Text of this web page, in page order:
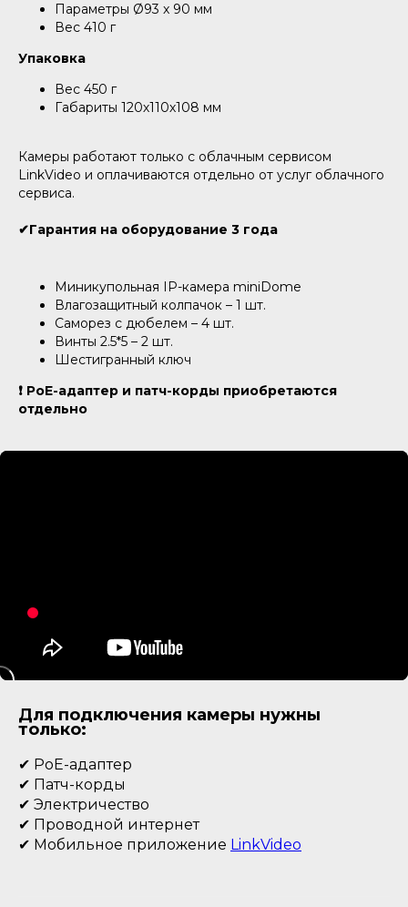
Параметры Ø93 x 90 мм
Вес 410 г
Упаковка
Вес 450 г
Габариты 120х110х108 мм
Камеры работают только с облачным сервисом
LinkVideo и оплачиваются отдельно от услуг облачного
сервиса.
✔Гарантия на оборудование 3 года
Миникупольная IP-камера miniDome
Влагозащитный колпачок – 1 шт.
Саморез с дюбелем – 4 шт.
Винты 2.5*5 – 2 шт.
Шестигранный ключ
❗️ PoE-адаптер и патч-корды приобретаются
отдельно
Для подключения камеры нужны
только:
✔ PoE-адаптер
✔ Патч-корды
✔ Электричество
✔ Проводной интернет
✔ Мобильное приложение LinkVideo